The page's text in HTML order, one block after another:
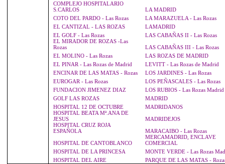
COMPLEJO HOSPITALARIO
S.CARLOS
LA MADRID
COTO DEL PARDO - Las Rozas
LA MARAZUELA - Las Rozas
EL CANTIZAL - LAS ROZAS
LAMADRID
EL GOLF - Las Rozas
LAS CABAÑAS II - Las Rozas
EL MIRADOR DE ROZAS -Las
Rozas
LAS CABAÑAS III - Las Rozas
EL MOLINO - Las Rozas
LAS ROZAS DE MADRID
EL PINAR - Las Rozas de Madrid
LEVITT - Las Rozas de Madrid
ENCINAR DE LAS MATAS - Rozas
LOS JARDINES - Las Rozas
EUROGAR - Las Rozas
LOS PEÑASCALES - Las Rozas
FUNDACION JIMENEZ DIAZ
LOS RUBIOS - Las Rozas Madrid
GOLF LAS ROZAS
MADRID
HOSPITAL 12 DE OCTUBRE
MADRIDANOS
HOSPITAL BEATA Mª.ANA DE
JESUS
MADRIDEJOS
HOSPITAL CRUZ ROJA
ESPAÑOLA
MARACAIBO - Las Rozas
HOSPITAL DE CANTOBLANCO
MERCAMADRID, ENCLAVE
COMERCIAL
HOSPITAL DE LA PRINCESA
MONTE VERDE - Las Rozas
HOSPITAL DEL AIRE
PARQUE DE LAS MATAS -